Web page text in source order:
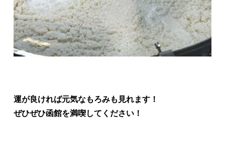
運が良ければ元気なもろみも見れます！
ぜひぜひ函館を満喫してください！